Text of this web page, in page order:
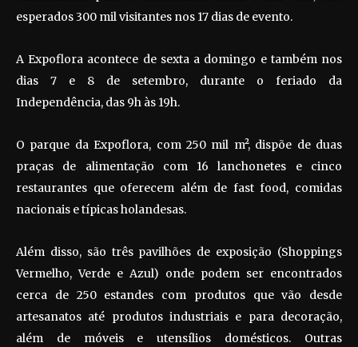
esperados 300 mil visitantes nos 17 dias de evento.
A Expoflora acontece de sexta a domingo e também nos
dias 7 e 8 de setembro, durante o feriado da
Independência, das 9h às 19h.
O parque da Expoflora, com 250 mil m², dispõe de duas
praças de alimentação com 16 lanchonetes e cinco
restaurantes que oferecem além de fast food, comidas
nacionais e típicas holandesas.
Além disso, são três pavilhões de exposição (Shoppings
Vermelho, Verde e Azul) onde podem ser encontrados
cerca de 250 estandes com produtos que vão desde
artesanatos até produtos industriais e para decoração,
além de móveis e utensílios domésticos. Outras